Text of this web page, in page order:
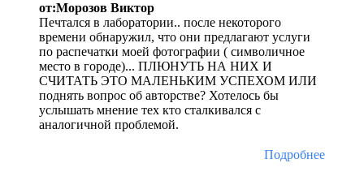
от:Морозов Виктор
Печтался в лаборатории.. после некоторого
времени обнаружил, что они предлагают услуги
по распечатки моей фотографии ( символичное
место в городе)... ПЛЮНУТЬ НА НИХ И
СЧИТАТЬ ЭТО МАЛЕНЬКИМ УСПЕХОМ ИЛИ
поднять вопрос об авторстве? Хотелось бы
услышать мнение тех кто сталкивался с
аналогичной проблемой.
Подробнее